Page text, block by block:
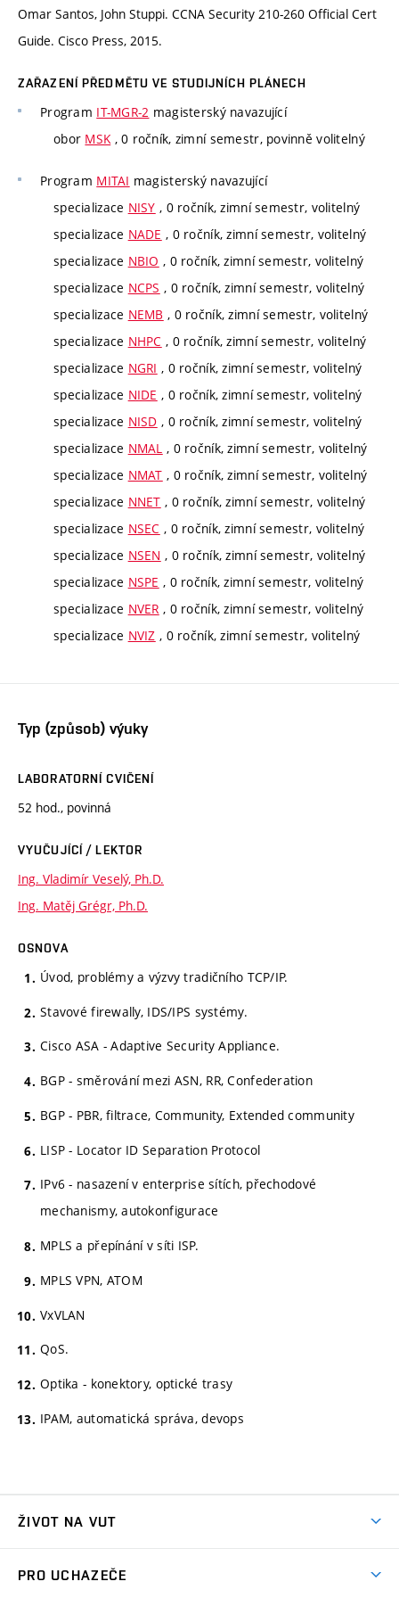
Omar Santos, John Stuppi. CCNA Security 210-260 Official Cert
Guide. Cisco Press, 2015.
ZAŘAZENÍ PŘEDMĚTU VE STUDIJNÍCH PLÁNECH
Program IT-MGR-2 magisterský navazující
obor MSK , 0 ročník, zimní semestr, povinně volitelný
Program MITAI magisterský navazující
specializace NISY , 0 ročník, zimní semestr, volitelný
specializace NADE , 0 ročník, zimní semestr, volitelný
specializace NBIO , 0 ročník, zimní semestr, volitelný
specializace NCPS , 0 ročník, zimní semestr, volitelný
specializace NEMB , 0 ročník, zimní semestr, volitelný
specializace NHPC , 0 ročník, zimní semestr, volitelný
specializace NGRI , 0 ročník, zimní semestr, volitelný
specializace NIDE , 0 ročník, zimní semestr, volitelný
specializace NISD , 0 ročník, zimní semestr, volitelný
specializace NMAL , 0 ročník, zimní semestr, volitelný
specializace NMAT , 0 ročník, zimní semestr, volitelný
specializace NNET , 0 ročník, zimní semestr, volitelný
specializace NSEC , 0 ročník, zimní semestr, volitelný
specializace NSEN , 0 ročník, zimní semestr, volitelný
specializace NSPE , 0 ročník, zimní semestr, volitelný
specializace NVER , 0 ročník, zimní semestr, volitelný
specializace NVIZ , 0 ročník, zimní semestr, volitelný
Typ (způsob) výuky
LABORATORNÍ CVIČENÍ
52 hod., povinná
VYUČUJÍCÍ / LEKTOR
Ing. Vladimír Veselý, Ph.D.
Ing. Matěj Grégr, Ph.D.
OSNOVA
Úvod, problémy a výzvy tradičního TCP/IP.
Stavové firewally, IDS/IPS systémy.
Cisco ASA - Adaptive Security Appliance.
BGP - směrování mezi ASN, RR, Confederation
BGP - PBR, filtrace, Community, Extended community
LISP - Locator ID Separation Protocol
IPv6 - nasazení v enterprise sítích, přechodové
mechanismy, autokonfigurace
MPLS a přepínání v síti ISP.
MPLS VPN, ATOM
VxVLAN
QoS.
Optika - konektory, optické trasy
IPAM, automatická správa, devops
ŽIVOT NA VUT
PRO UCHAZEČE